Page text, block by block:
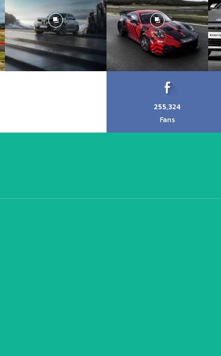
255,324
Fans